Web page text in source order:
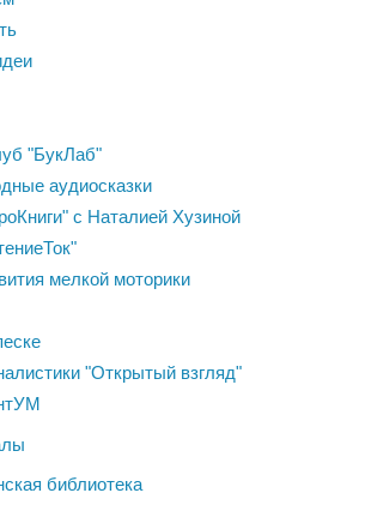
"БукЛаб"
аудиосказки
с Наталией Хузиной
мелкой моторики
"Открытый взгляд"
библиотека